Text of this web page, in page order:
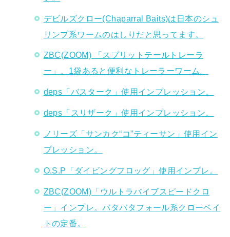
デビルズクロー(Chaparral Baits)は日本のシュ
リンプ系ワームのはしりだと思ってます。
ZBC(ZOOM) 「スプリットテールトレーラ
ー」。1袋あると便利なトレーラーワーム。
deps「バスターク」使用インプレッション。
deps「スリザーク」使用インプレッション。
ノリーズ「サンカク“コ”ティーサン」使用イン
プレッション。
O.S.P「ダイビングフロッグ」使用インプレ。
ZBC(ZOOM)「ウルトラバイブスピードクロ
ー」インプレ。バタバタフォール系クローベイ
トの定番。